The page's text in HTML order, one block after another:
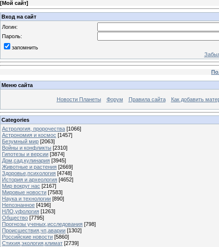
[Мой сайт]
Вход на сайт
Логин:
Пароль:
запомнить
Меню сайта
Новости Планеты Форум Правила сайта Как добавить
Categories
Астрология, пророчества [1066]
Астрономия и космос [1457]
Безумный мир [2063]
Войны и конфликты [2310]
Гипотезы и версии [3874]
Дом,сад,кулинария [3945]
Животные и растения [2669]
Здоровье,психология [4748]
История и археология [4652]
Мир вокруг нас [2167]
Мировые новости [7583]
Наука и технологии [890]
Непознанное [4196]
НЛО,уфология [1263]
Общество [7795]
Прогнозы ученых,исследования [798]
Происшествия,чп,аварии [1302]
Российские новости [5860]
Стихия,экология,климат [2739]